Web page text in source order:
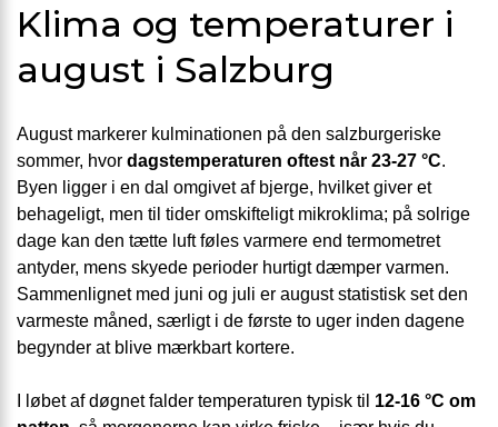
Klima og temperaturer i
august i Salzburg
August markerer kulminationen på den salzburgeriske
sommer, hvor dagstemperaturen oftest når 23-27 °C.
Byen ligger i en dal omgivet af bjerge, hvilket giver et
behageligt, men til tider omskifteligt mikroklima; på solrige
dage kan den tætte luft føles varmere end termometret
antyder, mens skyede perioder hurtigt dæmper varmen.
Sammenlignet med juni og juli er august statistisk set den
varmeste måned, særligt i de første to uger inden dagene
begynder at blive mærkbart kortere.
I løbet af døgnet falder temperaturen typisk til 12-16 °C om